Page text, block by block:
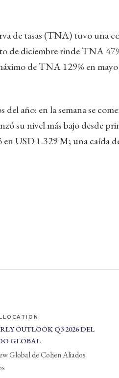
de tasas (TNA) tuvo una
de diciembre rinde TNA
de TNA 129% en
año: en la semana se
su nivel más bajo desde
USD 1.329 M; una caída
OUTLOOK Q3 2026 DEL
GLOBAL
Global de Cohen Aliados